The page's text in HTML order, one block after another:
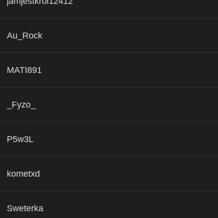
Au_Rock
MATI891
_Fyzo_
P5w3L
kometxd
Sweterka